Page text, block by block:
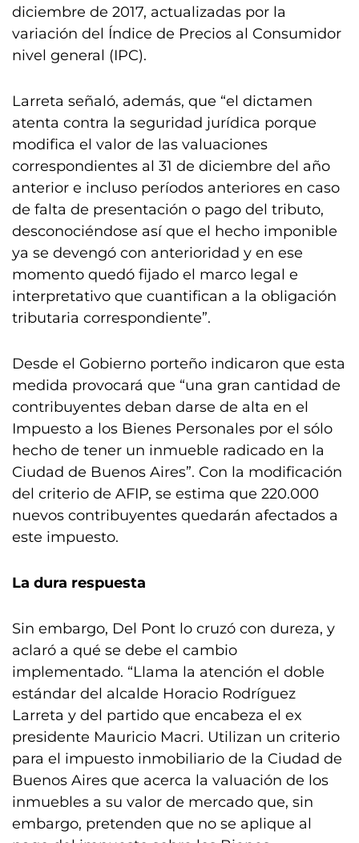
diciembre de 2017, actualizadas por la
variación del Índice de Precios al Consumidor
nivel general (IPC).
Larreta señaló, además, que “el dictamen
atenta contra la seguridad jurídica porque
modifica el valor de las valuaciones
correspondientes al 31 de diciembre del año
anterior e incluso períodos anteriores en caso
de falta de presentación o pago del tributo,
desconociéndose así que el hecho imponible
ya se devengó con anterioridad y en ese
momento quedó fijado el marco legal e
interpretativo que cuantifican a la obligación
tributaria correspondiente”.
Desde el Gobierno porteño indicaron que esta
medida provocará que “una gran cantidad de
contribuyentes deban darse de alta en el
Impuesto a los Bienes Personales por el sólo
hecho de tener un inmueble radicado en la
Ciudad de Buenos Aires”. Con la modificación
del criterio de AFIP, se estima que 220.000
nuevos contribuyentes quedarán afectados a
este impuesto.
La dura respuesta
Sin embargo, Del Pont lo cruzó con dureza, y
aclaró a qué se debe el cambio
implementado. “Llama la atención el doble
estándar del alcalde Horacio Rodríguez
Larreta y del partido que encabeza el ex
presidente Mauricio Macri. Utilizan un criterio
para el impuesto inmobiliario de la Ciudad de
Buenos Aires que acerca la valuación de los
inmuebles a su valor de mercado que, sin
embargo, pretenden que no se aplique al